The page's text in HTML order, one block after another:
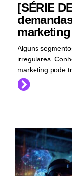
[SÉRIE
marketing
Alguns
irregulares.
marketing pode